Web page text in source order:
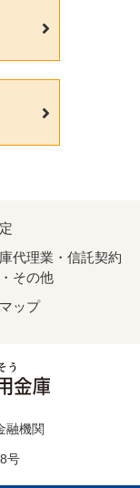
代理業・信託契約
その他
ップ
融機関
号